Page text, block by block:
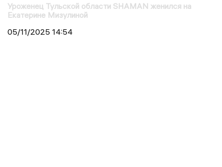
Уроженец Тульской области SHAMAN женился на
Екатерине Мизулиной
05/11/2025 14:54